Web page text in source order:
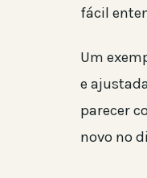
fácil
Um
e
parecer
novo no